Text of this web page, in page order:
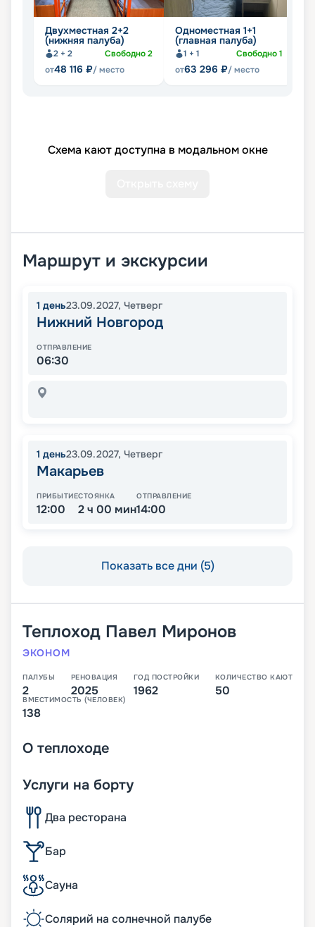
Двухместная 2+2
(нижняя палуба)
2 + 2 Свободно2
от48 116 ₽/ место
Одноместная 1+1
(главная палуба)
1 + 1 Свободно1
от63 296 ₽/ место
Схема кают доступна в модальном окне
Маршрут и экскурсии
1 день23.09.2027, Четверг
Нижний Новгород
ОТПРАВЛЕНИЕ
06:30
1 день23.09.2027, Четверг
Макарьев
ПРИБЫТИЕ
12:00
СТОЯНКА
2 ч 00 мин
ОТПРАВЛЕНИЕ
14:00
Показать все дни (5)
Теплоход Павел Миронов
ЭКОНОМ
ПАЛУБЫ
2
РЕНОВАЦИЯ
2025
ГОД ПОСТРОЙКИ
1962
КОЛИЧЕСТВО КАЮТ
50
ВМЕСТИМОСТЬ (ЧЕЛОВЕК)
138
О теплоходе
Услуги на борту
Два ресторана
Бар
Сауна
Солярий на солнечной палубе